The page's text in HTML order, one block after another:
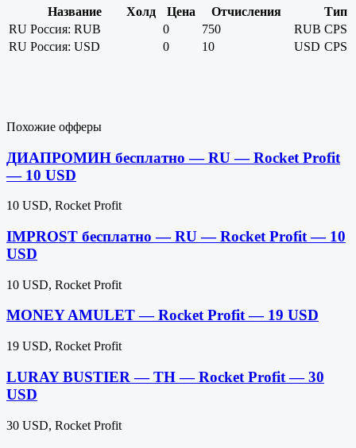
Название Холд Цена Отчисления
Тип
RU Россия: RUB 0 750 RUB CPS
RU Россия: USD 0 10 USD CPS
Похожие офферы
ДИАПРОМИН бесплатно — RU — Rocket Profit
— 10 USD
10 USD, Rocket Profit
IMPROST бесплатно — RU — Rocket Profit — 10
USD
10 USD, Rocket Profit
MONEY AMULET — Rocket Profit — 19 USD
19 USD, Rocket Profit
LURAY BUSTIER — TH — Rocket Profit — 30
USD
30 USD, Rocket Profit